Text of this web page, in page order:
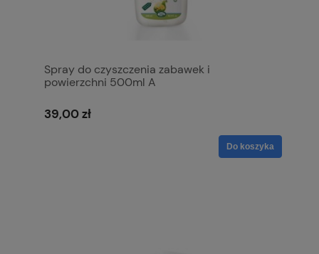
Spray do czyszczenia zabawek i
powierzchni 500ml A
39,00 zł
Do koszyka